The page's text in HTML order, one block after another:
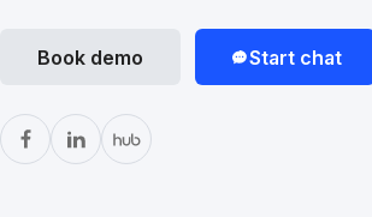
Book demo Start chat